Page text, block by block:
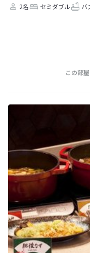
2名 セミダブル バ
この部